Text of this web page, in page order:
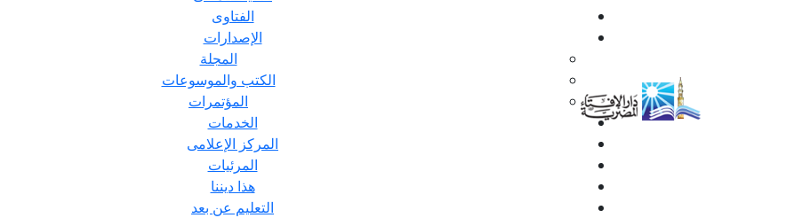
الفتاوى
الإصدارات
المجلة
الكتب والموسوعات
المؤتمرات
الخدمات
المركز الإعلامى
المرئيات
هذا ديننا
التعليم عن بعد